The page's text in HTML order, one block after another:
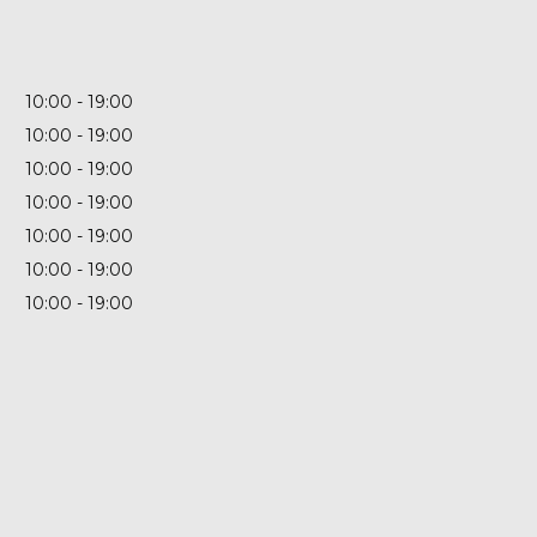
10:00
19:00
10:00
19:00
10:00
19:00
10:00
19:00
10:00
19:00
10:00
19:00
10:00
19:00